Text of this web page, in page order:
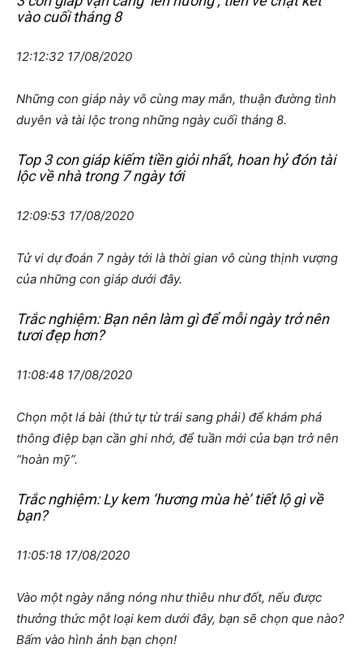
vào cuối tháng 8
12:12:32 17/08/2020
Những con giáp này vô cùng may mắn, thuận đường tình
duyên và tài lộc trong những ngày cuối tháng 8.
Top 3 con giáp kiếm tiền giỏi nhất, hoan hỷ đón tài
lộc về nhà trong 7 ngày tới
12:09:53 17/08/2020
Tử vi dự đoán 7 ngày tới là thời gian vô cùng thịnh vượng
của những con giáp dưới đây.
Trắc nghiệm: Bạn nên làm gì để mỗi ngày trở nên
tươi đẹp hơn?
11:08:48 17/08/2020
Chọn một lá bài (thứ tự từ trái sang phải) để khám phá
thông điệp bạn cần ghi nhớ, để tuần mới của bạn trở nên
“hoàn mỹ”.
Trắc nghiệm: Ly kem ‘hương mùa hè’ tiết lộ gì về
bạn?
11:05:18 17/08/2020
Vào một ngày nắng nóng như thiêu như đốt, nếu được
thưởng thức một loại kem dưới đây, bạn sẽ chọn que nào?
Bấm vào hình ảnh bạn chọn!